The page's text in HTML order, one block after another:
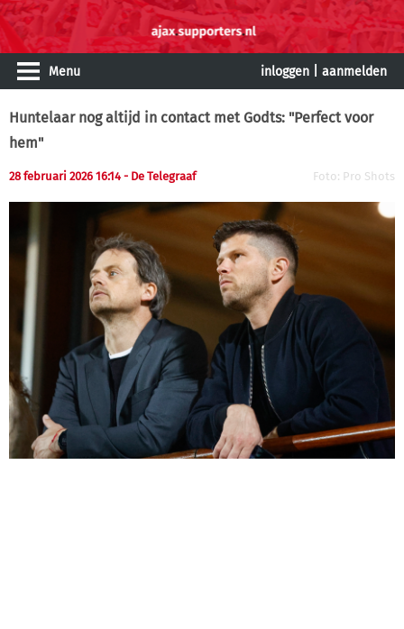
Menu inloggen aanmelden
Huntelaar nog altijd in contact met Godts: "Perfect voor
hem"
28 februari 2026 16:14 - De Telegraaf Foto: Pro Shots